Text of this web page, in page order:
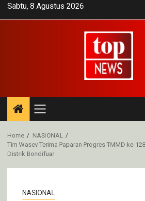
SkipSabtu, 8 Agustus 2026
Primary
Menu
Home
NASIONAL
Tim Wasev Terima Paparan Progres TMMD ke-
Distrik Bondifuar
NASIONAL